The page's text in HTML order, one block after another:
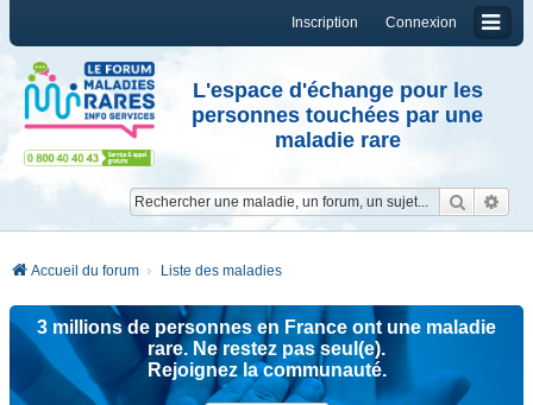
Connexion
Inscription
L'espace d'échange pour les
personnes touchées par une
maladie rare
Accueil du forum Liste des maladies
3 millions de personnes en France ont une maladie
rare. Ne restez pas seul(e).
Rejoignez la communauté.